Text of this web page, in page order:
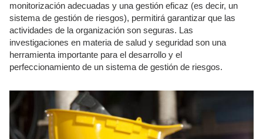
monitorización adecuadas y una gestión eficaz (es decir, un
sistema de gestión de riesgos), permitirá garantizar que las
actividades de la organización son seguras. Las
investigaciones en materia de salud y seguridad son una
herramienta importante para el desarrollo y el
perfeccionamiento de un sistema de gestión de riesgos.